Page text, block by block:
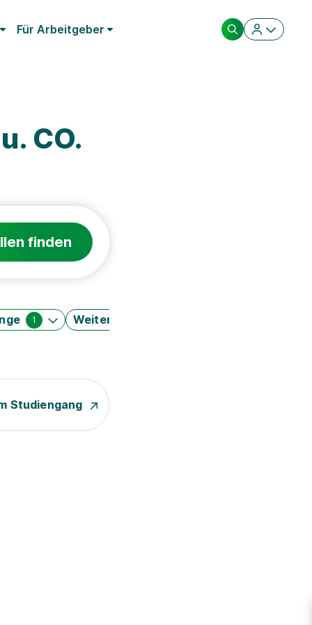
Für Arbeitgeber
CO.
finden
1 Weitere Filter
Studiengang